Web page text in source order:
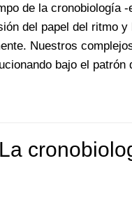
de la cronobiología -
del papel del ritmo y
Nuestros
bajo el patrón